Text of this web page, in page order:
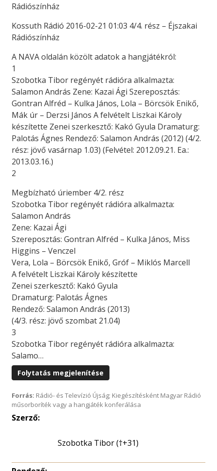
Rádiószínház
Kossuth Rádió 2016-02-21 01:03 4/4. rész – Éjszakai
Rádiószínház
A NAVA oldalán közölt adatok a hangjátékról:
1
Szobotka Tibor regényét rádióra alkalmazta:
Salamon András Zene: Kazai Ági Szereposztás:
Gontran Alfréd – Kulka János, Lola – Börcsök Enikő,
Mák úr – Derzsi János A felvételt Liszkai Károly
készítette Zenei szerkesztő: Kakó Gyula Dramaturg:
Palotás Ágnes Rendező: Salamon András (2012) (4/2.
rész: jövő vasárnap 1.03) (Felvétel: 2012.09.21. Ea.:
2013.03.16.)
2
Megbízható úriember 4/2. rész
Szobotka Tibor regényét rádióra alkalmazta:
Salamon András
Zene: Kazai Ági
Szereposztás: Gontran Alfréd – Kulka János, Miss
Higgins – Venczel
Vera, Lola – Börcsök Enikő, Gróf – Miklós Marcell
A felvételt Liszkai Károly készítette
Zenei szerkesztő: Kakó Gyula
Dramaturg: Palotás Ágnes
Rendező: Salamon András (2013)
(4/3. rész: jövő szombat 21.04)
3
Szobotka Tibor regényét rádióra alkalmazta:
Salamo…
Folytatás megjelenítése
Forrás: Rádió- és Televízió Újság; Kiegészítésként Magyar Rádió
műsorboríték vagy a hangjáték konferálása
Szerző:
Szobotka Tibor (†+31)